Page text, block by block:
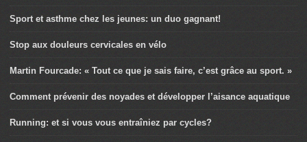
Sport et asthme chez les jeunes: un duo gagnant!
Stop aux douleurs cervicales en vélo
Martin Fourcade: « Tout ce que je sais faire, c’est grâce au sport. »
Comment prévenir des noyades et développer l’aisance aquatique
Running: et si vous vous entraîniez par cycles?